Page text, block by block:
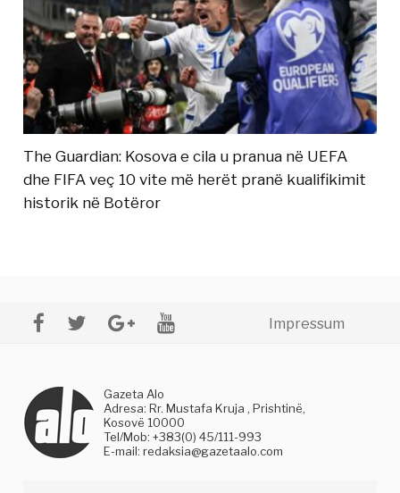
The Guardian: Kosova e cila u pranua në UEFA
dhe FIFA veç 10 vite më herët pranë kualifikimit
historik në Botëror
Impressum
Gazeta Alo
Adresa: Rr. Mustafa Kruja , Prishtinë,
Kosovë 10000
Tel/Mob: +383(0) 45/111-993
E-mail:redaksia@gazetaalo.com